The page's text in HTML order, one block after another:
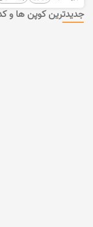
جدیدترین کوپن ها و